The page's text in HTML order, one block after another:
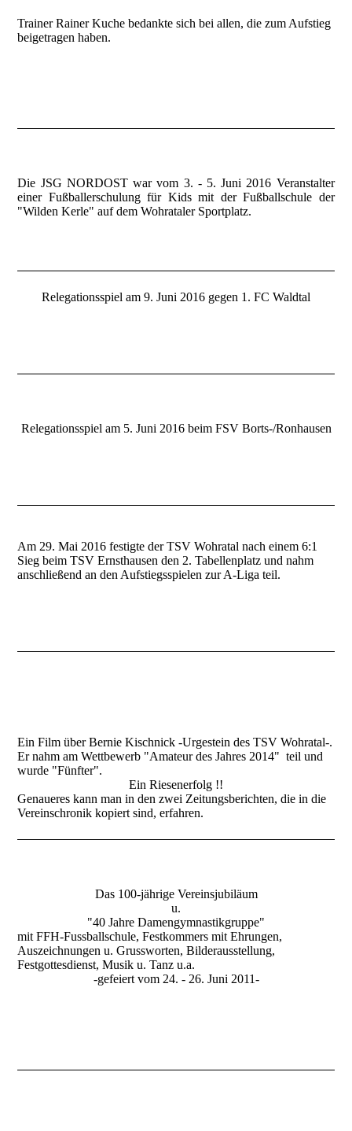
Trainer Rainer Kuche bedankte sich bei allen, die zum Aufstieg
beigetragen haben.
Die JSG NORDOST war vom 3. - 5. Juni 2016 Veranstalter
einer Fußballerschulung für Kids mit der Fußballschule der
"Wilden Kerle" auf dem Wohrataler Sportplatz.
Relegationsspiel am 9. Juni 2016 gegen 1. FC Waldtal
Relegationsspiel am 5. Juni 2016 beim FSV Borts-/Ronhausen
Am 29. Mai 2016 festigte der TSV Wohratal nach einem 6:1
Sieg beim TSV Ernsthausen den 2. Tabellenplatz und nahm
anschließend an den Aufstiegsspielen zur A-Liga teil.
Ein Film über Bernie Kischnick -Urgestein des TSV Wohratal-.
Er nahm am Wettbewerb "Amateur des Jahres 2014" teil und
wurde "Fünfter".
Ein Riesenerfolg !!
Genaueres kann man in den zwei Zeitungsberichten, die in die
Vereinschronik kopiert sind, erfahren.
Das 100-jährige Vereinsjubiläum
u.
"40 Jahre Damengymnastikgruppe"
mit FFH-Fussballschule, Festkommers mit Ehrungen,
Auszeichnungen u. Grussworten, Bilderausstellung,
Festgottesdienst, Musik u. Tanz u.a.
-gefeiert vom 24. - 26. Juni 2011-